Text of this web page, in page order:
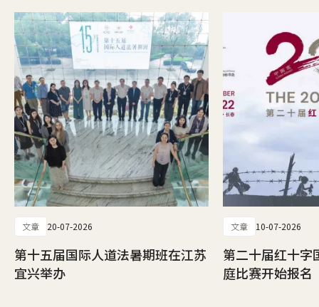
文章 20-07-2026
第十五届国际人道法暑期班在江苏
宜兴举办
文章 10-07-2026
第二十届红十字
庭比赛开始报名